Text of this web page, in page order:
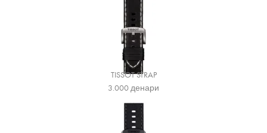
TISSOT STRAP
3.000денари